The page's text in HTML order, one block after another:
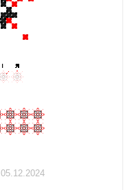
05.12.2024